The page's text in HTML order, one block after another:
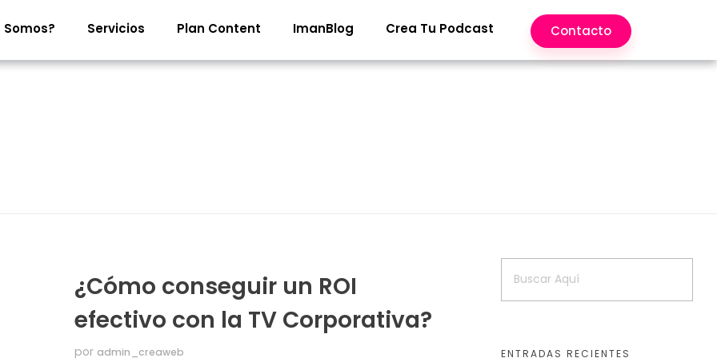
Somos? Servicios Plan Content ImanBlog Crea Tu Podcast Contacto
¿Cómo conseguir un ROI
efectivo con la TV Corporativa?
por admin_creaweb ENTRADAS RECIENTES